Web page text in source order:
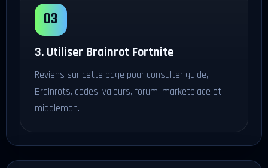
3. Utiliser Brainrot Fortnite
Reviens sur cette page pour consulter guide,
Brainrots, codes, valeurs, forum, marketplace et
middleman.